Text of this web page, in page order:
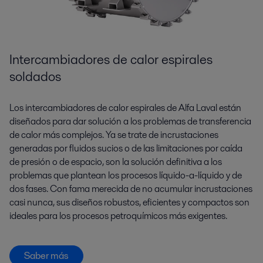
Intercambiadores de calor espirales
soldados
Los intercambiadores de calor espirales de Alfa Laval están
diseñados para dar solución a los problemas de transferencia
de calor más complejos. Ya se trate de incrustaciones
generadas por fluidos sucios o de las limitaciones por caída
de presión o de espacio, son la solución definitiva a los
problemas que plantean los procesos líquido-a-líquido y de
dos fases. Con fama merecida de no acumular incrustaciones
casi nunca, sus diseños robustos, eficientes y compactos son
ideales para los procesos petroquímicos más exigentes.
Saber más